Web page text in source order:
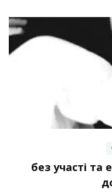
без участі та